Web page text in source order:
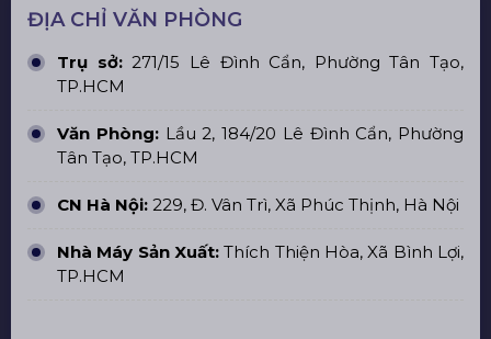
ĐỊA CHỈ VĂN PHÒNG
Trụ sở:271/15 Lê Đình Cẩn, Phường Tân Tạo,
TP.HCM
Văn Phòng:Lầu 2, 184/20 Lê Đình Cẩn, Phường
Tân Tạo, TP.HCM
CN Hà Nội: 229, Đ. Vân Trì, Xã Phúc Thịnh, Hà Nội
Nhà Máy Sản Xuất: Thích Thiện Hòa, Xã Bình Lợi,
TP.HCM